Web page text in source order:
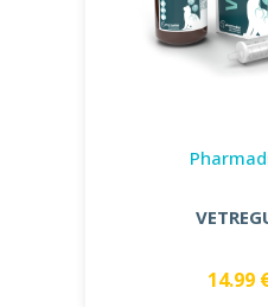
14.99